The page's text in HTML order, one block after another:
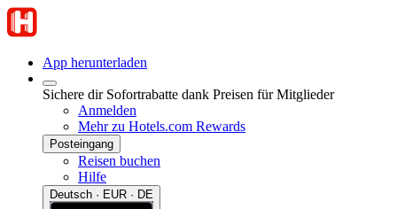
App herunterladen
Sichere dir Sofortrabatte dank Preisen für Mitglieder
Anmelden
Mehr zu Hotels.com Rewards
Posteingang
Reisen buchen
Hilfe
Deutsch · EUR · DE